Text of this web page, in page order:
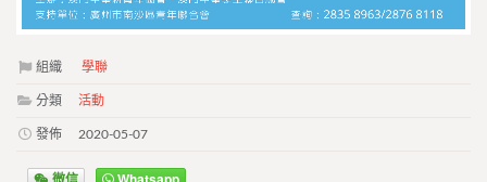
組織 學聯
分類 活動
發佈 2020-05-07